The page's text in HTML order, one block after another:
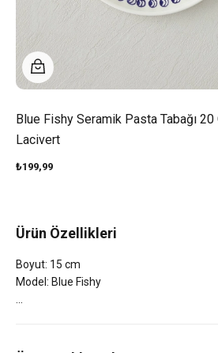
Blue Fishy Seramik Pasta Tabağı
Lacivert
₺199,99
Ürün Özellikleri
Boyut: 15 cm
Model: Blue Fishy